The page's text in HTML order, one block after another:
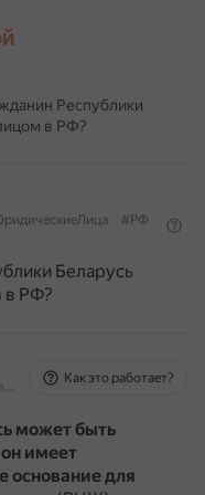
Республики
в РФ?
#РФ
Беларусь
в РФ?
На основе источников, возможны неточности
Как это работает?
может быть
имеет
основание для